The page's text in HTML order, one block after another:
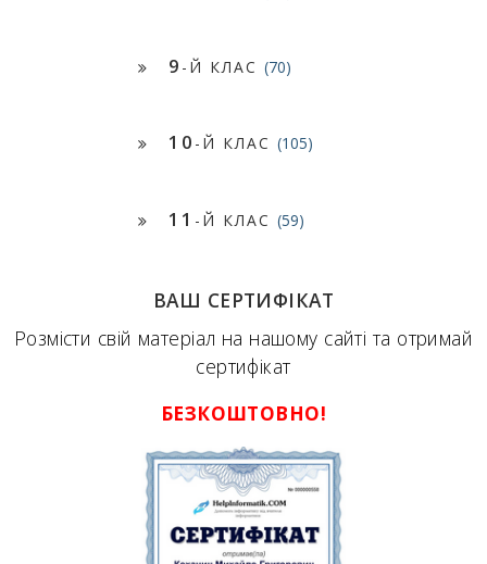
9 -Й КЛАС (70)
10 -Й КЛАС (105)
11 -Й КЛАС (59)
ВАШ СЕРТИФІКАТ
Розмісти свій матеріал на нашому сайті та отримай
сертифікат
БЕЗКОШТОВНО!